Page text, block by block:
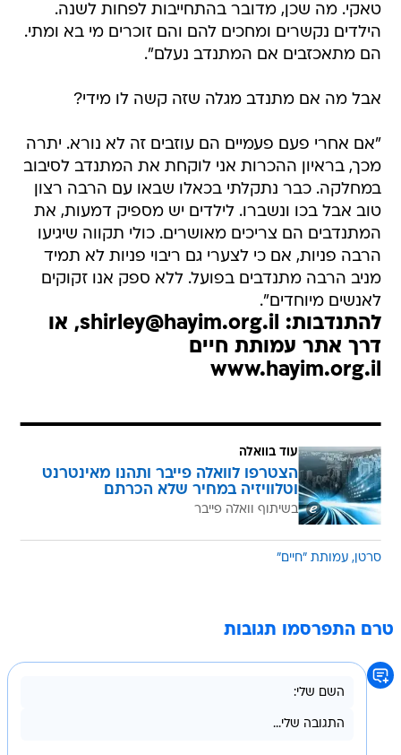
טאקי. מה שכן, מדובר בהתחייבות לפחות לשנה.
הילדים נקשרים ומחכים להם והם זוכרים מי בא ומתי.
הם מתאכזבים אם המתנדב נעלם".
אבל מה אם מתנדב מגלה שזה קשה לו מידי?
"אם אחרי פעם פעמיים הם עוזבים זה לא נורא. יתרה
מכך, בראיון ההכרות אני לוקחת את המתנדב לסיבוב
במחלקה. כבר נתקלתי בכאלו שבאו עם הרבה רצון
טוב אבל בכו ונשברו. לילדים יש מספיק דמעות, את
המתנדבים הם צריכים מאושרים. כולי תקווה שיגיעו
הרבה פניות, אם כי לצערי גם ריבוי פניות לא תמיד
מניב הרבה מתנדבים בפועל. ללא ספק אנו זקוקים
לאנשים מיוחדים".
להתנדבות: shirley@hayim.org.il, או
דרך אתר עמותת חיים
www.hayim.org.il
עוד בוואלה
הצטרפו לוואלה פייבר ותהנו מאינטרנט
וטלוויזיה במחיר שלא הכרתם
בשיתוף וואלה פייבר
סרטן עמותת "חיים"
טרם התפרסמו תגובות